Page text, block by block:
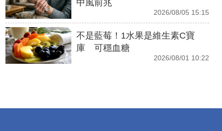
中風前兆
2026/08/05 15:15
不是藍莓！1水果是維生素C寶
庫 可穩血糖
2026/08/01 10:22